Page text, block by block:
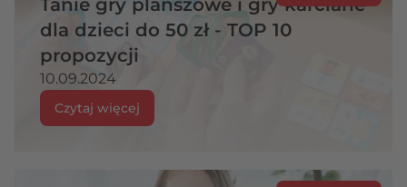
Tanie gry planszowe i gry karciane
dla dzieci do 50 zł - TOP 10
propozycji
10.09.2024
Czytaj więcej